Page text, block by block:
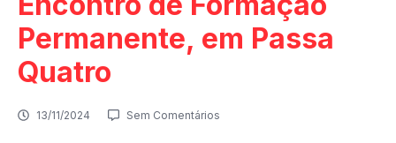
Permanente, em Passa
Quatro
13/11/2024 Sem Comentários